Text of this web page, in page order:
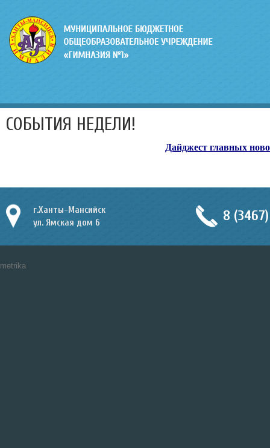
СОБЫТИЯ НЕДЕЛИ!
Дайджест главных
г.Ханты-Мансийск
ул. Ямская дом 6
8
metrika